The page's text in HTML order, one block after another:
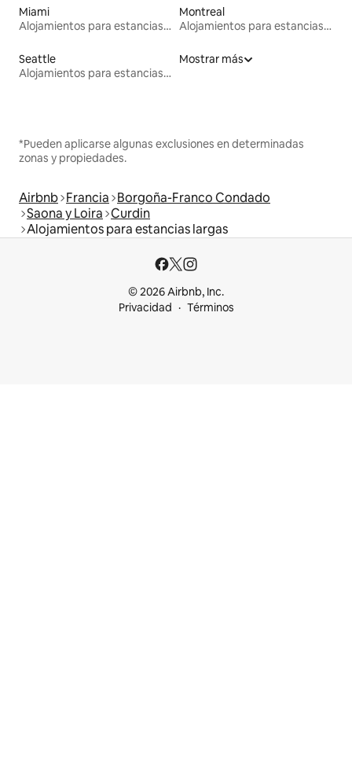
Miami
Alojamientos para estancias largas
Montreal
Alojamientos para estancias largas
Seattle
Alojamientos para estancias largas
Mostrar más
*Pueden aplicarse algunas exclusiones en determinadas
zonas y propiedades.
Airbnb Francia Borgoña-Franco Condado
Saona y Loira Curdin
Alojamientos para estancias largas
© 2026 Airbnb, Inc.
Privacidad
Términos